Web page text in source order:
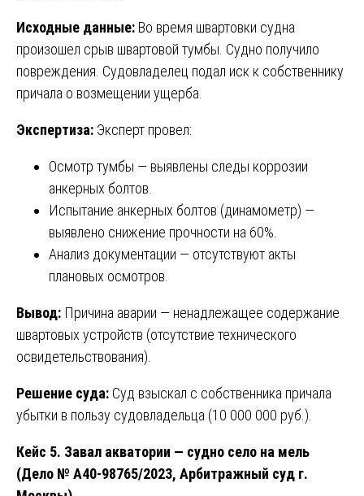
Исходные данные: Во время швартовки судна
произошел срыв швартовой тумбы. Судно получило
повреждения. Судовладелец подал иск к собственнику
причала о возмещении ущерба.
Экспертиза: Эксперт провел:
Осмотр тумбы — выявлены следы коррозии
анкерных болтов.
Испытание анкерных болтов (динамометр) —
выявлено снижение прочности на 60%.
Анализ документации — отсутствуют акты
плановых осмотров.
Вывод: Причина аварии — ненадлежащее содержание
швартовых устройств (отсутствие технического
освидетельствования).
Решение суда: Суд взыскал с собственника причала
убытки в пользу судовладельца (10 000 000 руб.).
Кейс 5. Завал акватории — судно село на мель
(Дело № А40-98765/2023, Арбитражный суд г.